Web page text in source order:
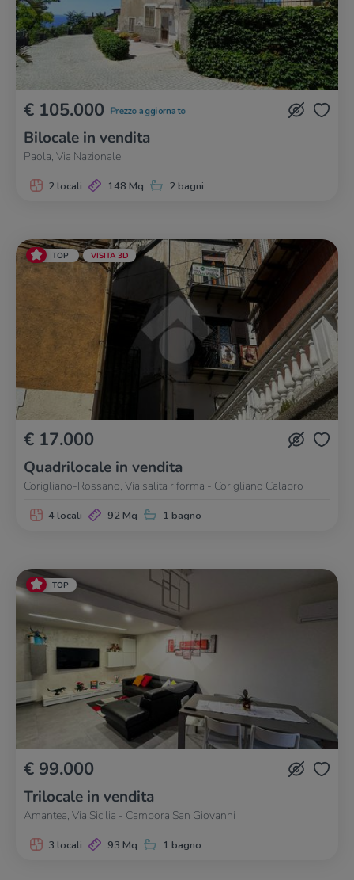
€ 105.000 Prezzo aggiornato
Bilocale in vendita
Paola, Via Nazionale
2 locali 148 Mq 2 bagni
TOP VISITA 3D
€ 17.000
Quadrilocale in vendita
Corigliano-Rossano, Via salita riforma - Corigliano Calabro
4 locali 92 Mq 1 bagno
TOP
€ 99.000
Trilocale in vendita
Amantea, Via Sicilia - Campora San Giovanni
3 locali 93 Mq 1 bagno